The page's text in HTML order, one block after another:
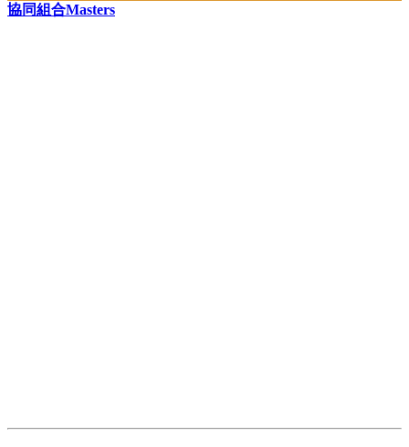
協同組合Masters